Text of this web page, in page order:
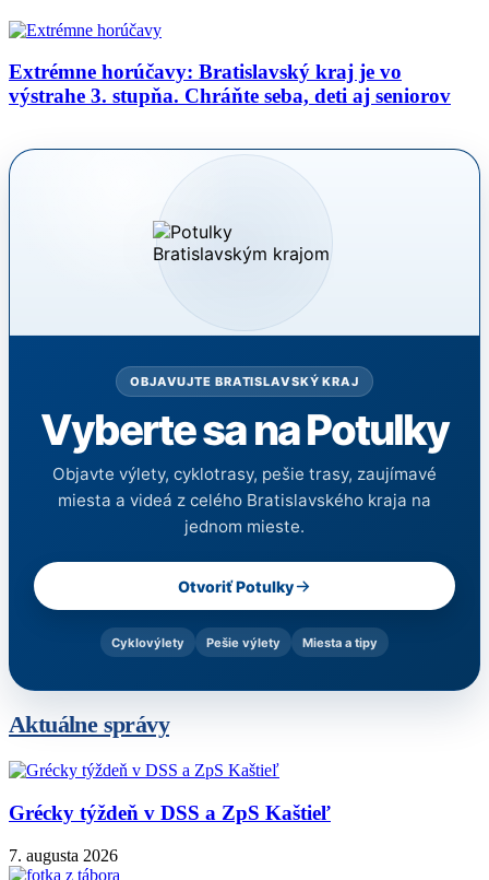
Extrémne horúčavy: Bratislavský kraj je vo
výstrahe 3. stupňa. Chráňte seba, deti aj seniorov
OBJAVUJTE BRATISLAVSKÝ KRAJ
Vyberte sa na Potulky
Objavte výlety, cyklotrasy, pešie trasy, zaujímavé
miesta a videá z celého Bratislavského kraja na
jednom mieste.
Otvoriť Potulky
Cyklovýlety Pešie výlety Miesta a tipy
Aktuálne správy
Grécky týždeň v DSS a ZpS Kaštieľ
7. augusta 2026